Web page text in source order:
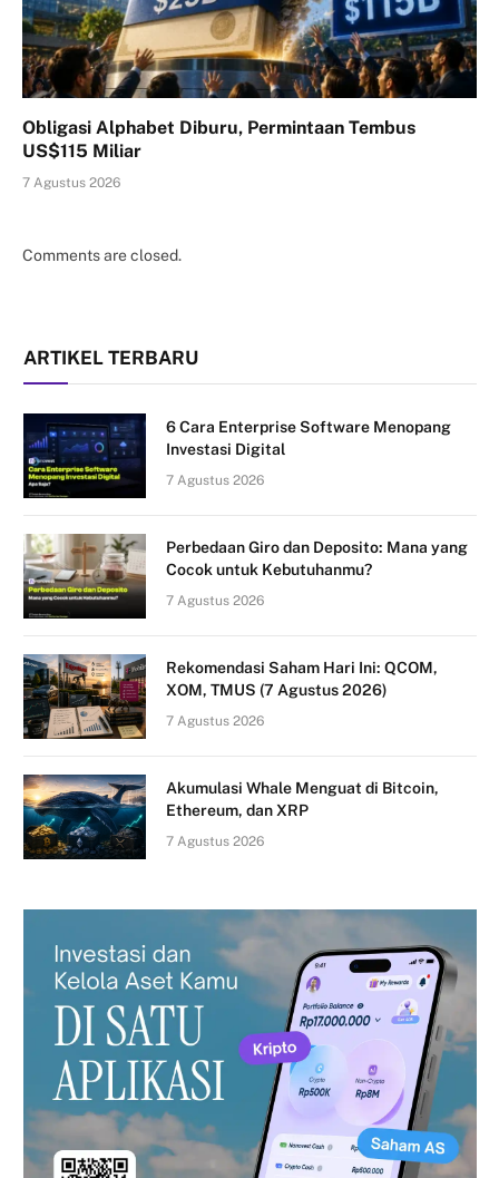
Obligasi Alphabet Diburu, Permintaan Tembus
US$115 Miliar
7 Agustus 2026
Comments are closed.
ARTIKEL TERBARU
6 Cara Enterprise Software Menopang
Investasi Digital
7 Agustus 2026
Perbedaan Giro dan Deposito: Mana yang
Cocok untuk Kebutuhanmu?
7 Agustus 2026
Rekomendasi Saham Hari Ini: QCOM,
XOM, TMUS (7 Agustus 2026)
7 Agustus 2026
Akumulasi Whale Menguat di Bitcoin,
Ethereum, dan XRP
7 Agustus 2026